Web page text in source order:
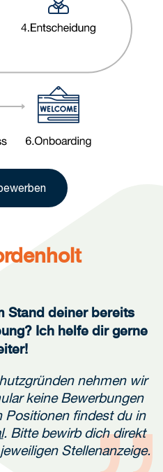
Stand deiner bereits
Ich helfe dir gerne
nehmen wir
keine Bewerbungen
Positionen findest du in
. Bitte bewirb dich direkt
Stellenanzeige.